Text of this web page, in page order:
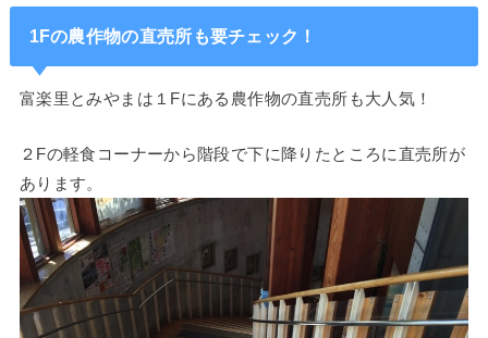
1Fの農作物の直売所も要チェック！
富楽里とみやまは１Fにある農作物の直売所も大人気！
２Fの軽食コーナーから階段で下に降りたところに直売所が
あります。